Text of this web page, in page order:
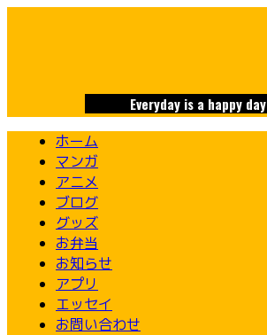
Everyday is a happy day
ホーム
マンガ
アニメ
ブログ
グッズ
お弁当
お知らせ
アプリ
エッセイ
お問い合わせ